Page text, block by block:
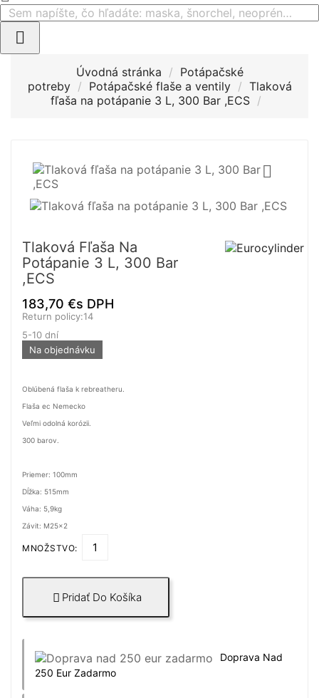

Úvodná stránka
Potápačské
potreby
Potápačské flaše a ventily
Tlaková
fľaša na potápanie 3 L, 300 Bar ,ECS

Tlaková Fľaša Na
Potápanie 3 L, 300 Bar
,ECS
183,70 €s DPH
Return policy:14
5-10 dní
Na objednávku
Oblúbená flaša k rebreatheru.
Flaša ec Nemecko
Veľmi odolná korózii.
300 barov.
Priemer: 100mm
Dĺžka: 515mm
Váha: 5,9kg
Závit: M25x2
MNOŽSTVO:
 Pridať Do Košíka
Doprava Nad
250 Eur Zadarmo